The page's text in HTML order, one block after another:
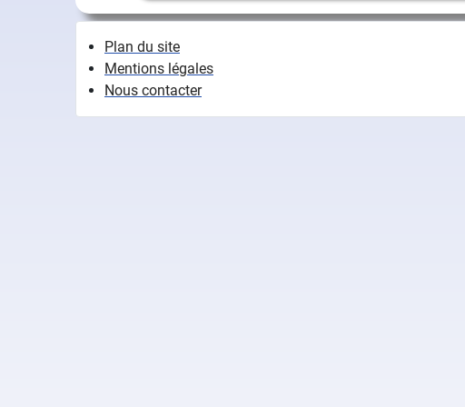
Plan du site
Mentions légales
Nous contacter